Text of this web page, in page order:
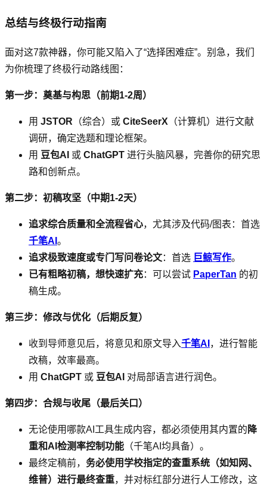
总结与终极行动指南
面对这7款神器，你可能又陷入了“选择困难症”。别急，我们
为你梳理了终极行动路线图：
第一步：奠基与构思（前期1-2周）
用 JSTOR （综合）或 CiteSeerX （计算机）进行文献
调研，确定选题和理论框架。
用 豆包AI 或 ChatGPT 进行头脑风暴，完善你的研究思
路和创新点。
第二步：初稿攻坚（中期1-2天）
追求综合质量和全流程省心，尤其涉及代码/图表：首选
千笔AI 。
追求极致速度或专门写问卷论文：首选 巨鲸写作。
已有粗略初稿，想快速扩充：可以尝试 PaperTan 的初
稿生成。
第三步：修改与优化（后期反复）
收到导师意见后，将意见和原文导入千笔AI ，进行智能
改稿，效率最高。
用 ChatGPT 或 豆包AI 对局部语言进行润色。
第四步：合规与收尾（最后关口）
无论使用哪款AI工具生成内容，都必须使用其内置的 降
重和AI检测率控制功能 （千笔AI均具备）。
最终定稿前， 务必使用学校指定的查重系统（如知网、
维普）进行最终查重，并对标红部分进行人工修改，这